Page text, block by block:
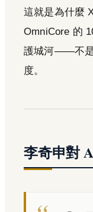
這就是為什麼
OmniCore 的
護城河——不是
度。
李奇申對